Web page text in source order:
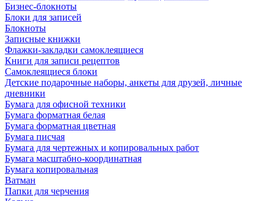
Бизнес-блокноты
Блоки для записей
Блокноты
Записные книжки
Флажки-закладки самоклеящиеся
Книги для записи рецептов
Самоклеящиеся блоки
Детские подарочные наборы, анкеты для друзей, личные
дневники
Бумага для офисной техники
Бумага форматная белая
Бумага форматная цветная
Бумага писчая
Бумага для чертежных и копировальных работ
Бумага масштабно-координатная
Бумага копировальная
Ватман
Папки для черчения